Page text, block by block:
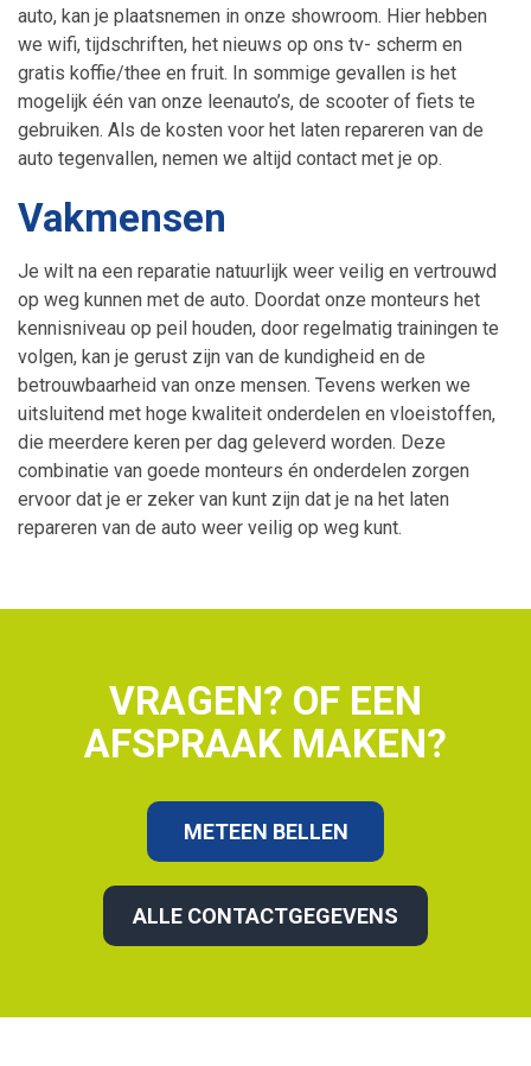
auto, kan je plaatsnemen in onze showroom. Hier hebben
we wifi, tijdschriften, het nieuws op ons tv- scherm en
gratis koffie/thee en fruit. In sommige gevallen is het
mogelijk één van onze leenauto’s, de scooter of fiets te
gebruiken. Als de kosten voor het laten repareren van de
auto tegenvallen, nemen we altijd contact met je op.
Vakmensen
Je wilt na een reparatie natuurlijk weer veilig en vertrouwd
op weg kunnen met de auto. Doordat onze monteurs het
kennisniveau op peil houden, door regelmatig trainingen te
volgen, kan je gerust zijn van de kundigheid en de
betrouwbaarheid van onze mensen. Tevens werken we
uitsluitend met hoge kwaliteit onderdelen en vloeistoffen,
die meerdere keren per dag geleverd worden. Deze
combinatie van goede monteurs én onderdelen zorgen
ervoor dat je er zeker van kunt zijn dat je na het laten
repareren van de auto weer veilig op weg kunt.
VRAGEN? OF EEN
AFSPRAAK MAKEN?
METEEN BELLEN
ALLE CONTACTGEGEVENS